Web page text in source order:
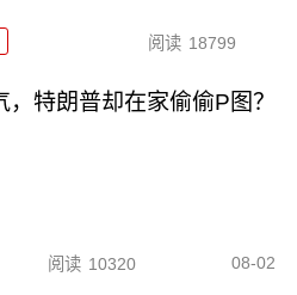
阅读 18799
特朗普却在家偷偷P图？
阅读 10320 08-02